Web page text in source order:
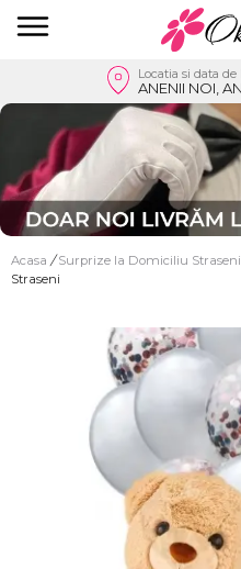
Locatia si data de
ANENII NOI,
Acasa / Surprize la Domiciliu Straseni
Straseni